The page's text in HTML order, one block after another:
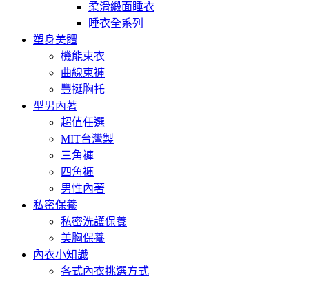
柔滑緞面睡衣
睡衣全系列
塑身美體
機能束衣
曲線束褲
豐挺胸托
型男內著
超值任選
MIT台灣製
三角褲
四角褲
男性內著
私密保養
私密洗護保養
美胸保養
內衣小知識
各式內衣挑選方式